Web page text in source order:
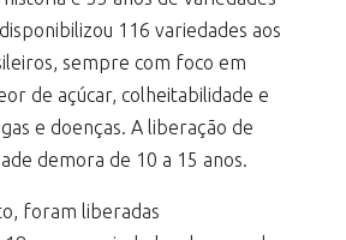
116 variedades aos
sempre com foco em
de açúcar, colheitabilidade e
e doenças. A liberação de
demora de 10 a 15 anos.
foram liberadas